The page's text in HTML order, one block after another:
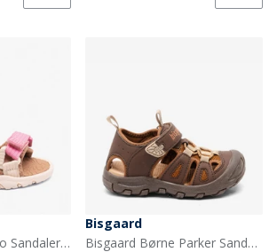
Bisgaard Piger Nico Sandaler Bubble Gum
Bisgaard
Bisgaard Børne Parker Sandaler Cacao Beige